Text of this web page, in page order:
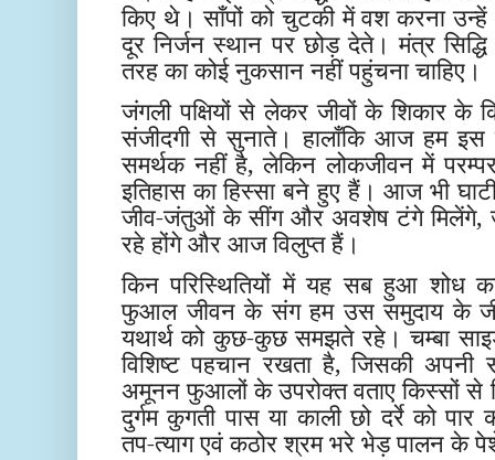
किए थे। साँपों को चुटकी में वश करना
दूर निर्जन स्थान पर छोड़ देते। मंत्र
तरह का कोई नुकसान नहीं पहुंचना चाहिए।
जंगली पक्षियों से लेकर जीवों के शिकार के
संजीदगी से सुनाते। हालाँकि आज हम इस
समर्थक नहीं है, लेकिन लोकजीवन में
इतिहास का हिस्सा बने हुए हैं। आज भी
जीव-जंतुओं के सींग और अवशेष टंगे मिलेंगे,
रहे होंगे और आज विलुप्त हैं।
किन परिस्थितियों में यह सब हुआ शोध
फुआल जीवन के संग हम उस समुदाय के
यथार्थ को कुछ-कुछ समझते रहे। चम्बा
विशिष्ट पहचान रखता है, जिसकी
अमूनन फुआलों के उपरोक्त वताए किस्सों से
दुर्गम कुगती पास या काली छो दर्रे को
तप-त्याग एवं कठोर श्रम भरे भेड़ पालन के